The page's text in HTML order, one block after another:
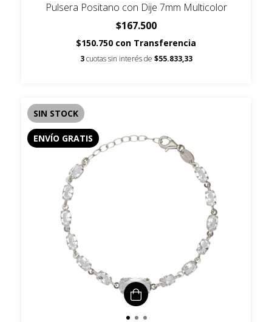
Pulsera Positano con Dije 7mm Multicolor
$167.500
$150.750 con Transferencia
3 cuotas sin interés de $55.833,33
SIN STOCK
ENVÍO GRATIS